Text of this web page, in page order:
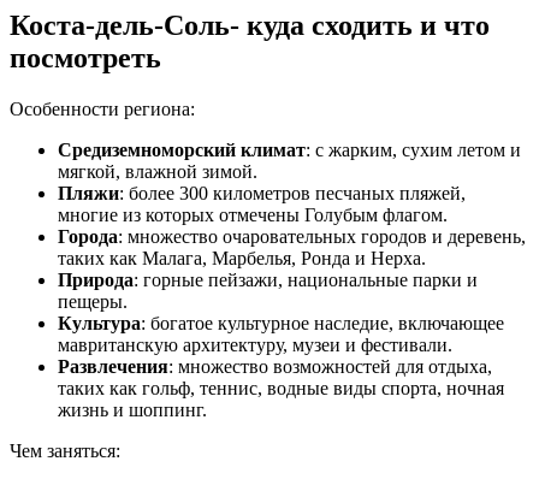
Коста-дель-Соль- куда сходить и что
посмотреть
Особенности региона:
Средиземноморский климат: с жарким, сухим летом и
мягкой, влажной зимой.
Пляжи: более 300 километров песчаных пляжей,
многие из которых отмечены Голубым флагом.
Города: множество очаровательных городов и деревень,
таких как Малага, Марбелья, Ронда и Нерха.
Природа: горные пейзажи, национальные парки и
пещеры.
Культура: богатое культурное наследие, включающее
мавританскую архитектуру, музеи и фестивали.
Развлечения: множество возможностей для отдыха,
таких как гольф, теннис, водные виды спорта, ночная
жизнь и шоппинг.
Чем заняться: